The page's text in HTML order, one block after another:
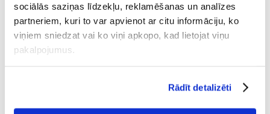
sociālās saziņas līdzekļu, reklamēšanas un analīzes
partneriem, kuri to var apvienot ar citu informāciju, ko
viņiem sniedzat vai ko viņi apkopo, kad lietojat viņu
pakalpojumus.
Rādīt detalizēti
Apraksts
Tas ir lielisks ikdienas uztura papildinājums. Pateicoties trīs garšu
kombinācijai, katru dienu savam mājdzīvniekam var dot citu, dabīgiem
vitamīniem un minerālvielām bagātu kārumu. Jūs atradīsiet dārzeņiem
līmeņa pazemināšanos asinīs. Turklāt smērētāji ir piepildīti ar labākajiem